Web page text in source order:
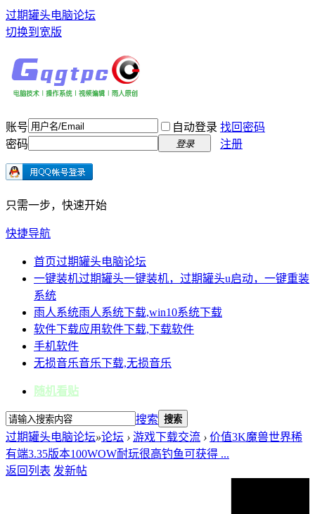
过期罐头电脑论坛
切换到宽版
账号 自动登录 找回密码
密码
登录 注册
只需一步，快速开始
快捷导航
首页过期罐头电脑论坛
一键装机过期罐头一键装机，过期罐头u启动，一键重装
系统
雨人系统雨人系统下载,win10系统下载
软件下载应用软件下载,下载软件
手机软件
无损音乐音乐下载,无损音乐
随机看贴
搜索 搜索
过期罐头电脑论坛»论坛 › 游戏下载交流 › 价值3K魔兽世界稀
有端3.35版本100WOW耐玩很高钓鱼可获得 ...
返回列表 发新帖